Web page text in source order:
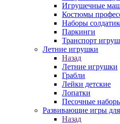
Игрушечные
Костюмы
Наборы
Паркинги
Транспорт
Летние игрушки
Назад
Летние игрушки
Грабли
Лейки детские
Лопатки
Песочные
Развивающие игры для
Назад